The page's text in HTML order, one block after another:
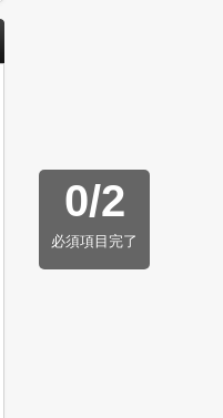
0/2
必須項目完了